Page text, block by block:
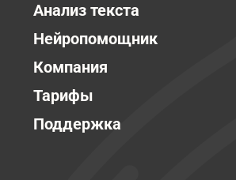
Анализ текста
Нейропомощник
Компания
Тарифы
Поддержка